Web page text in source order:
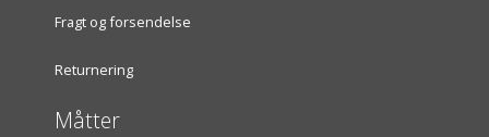
Fragt og forsendelse
Returnering
Måtter